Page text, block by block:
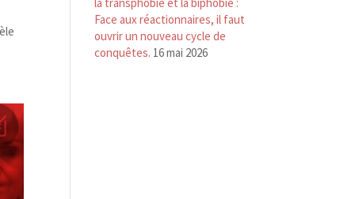
Face aux réactionnaires, il faut
ouvrir un nouveau cycle de
conquêtes. 16 mai 2026